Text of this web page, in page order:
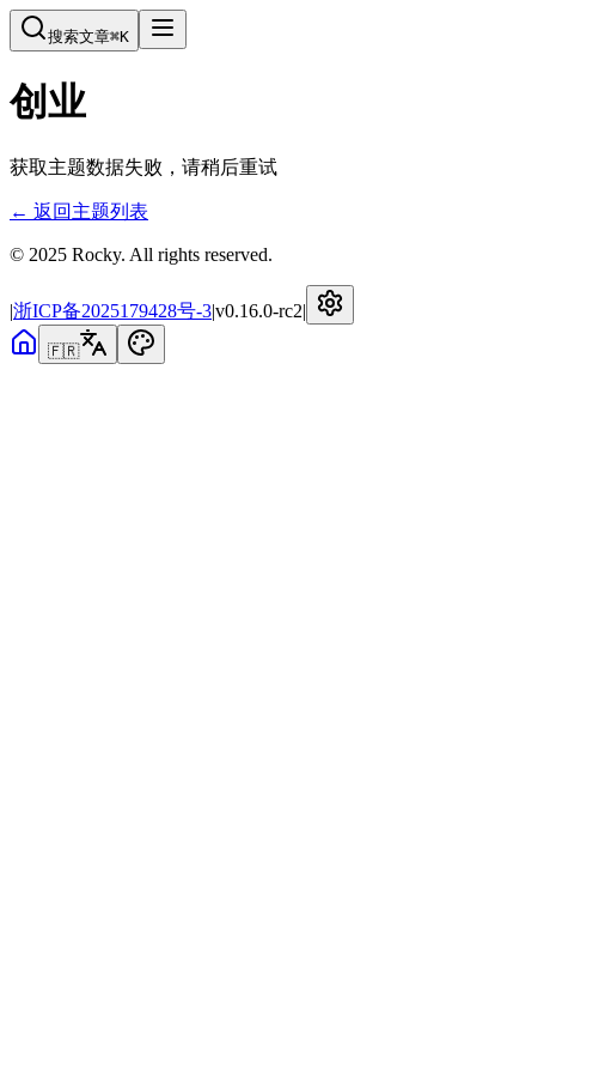
搜索文章⌘K
创业
获取主题数据失败，请稍后重试
← 返回主题列表
© 2025 Rocky. All rights reserved.
|浙ICP备2025179428号-3|v0.16.0-rc2|
🇫🇷